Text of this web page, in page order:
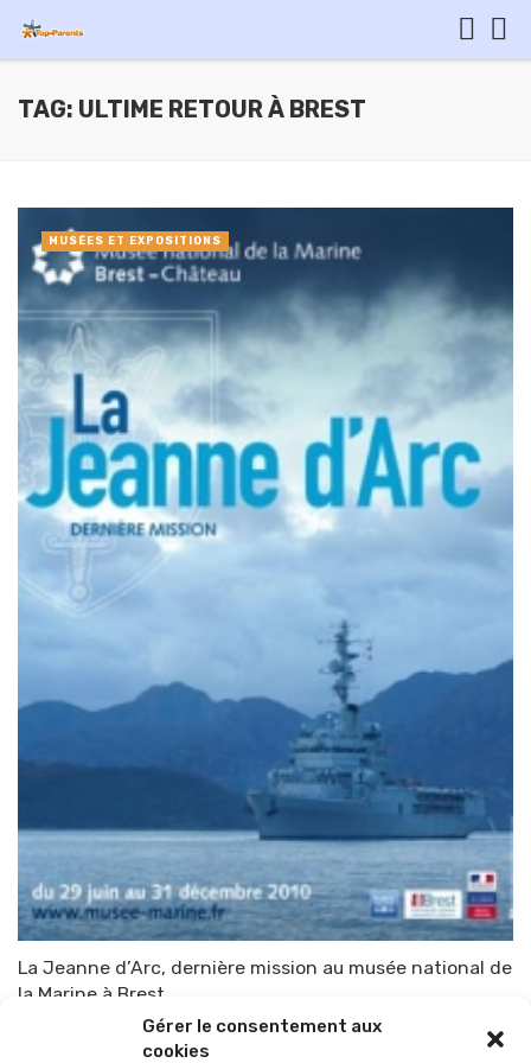
Gérer le consentement aux
cookies
TAG: ULTIME RETOUR À BREST
La Jeanne d’Arc, dernière mission au musée national de
la Marine à Brest
TOP-PARENTS 25 juin 2010
MUSÉES ET EXPOSITIONS